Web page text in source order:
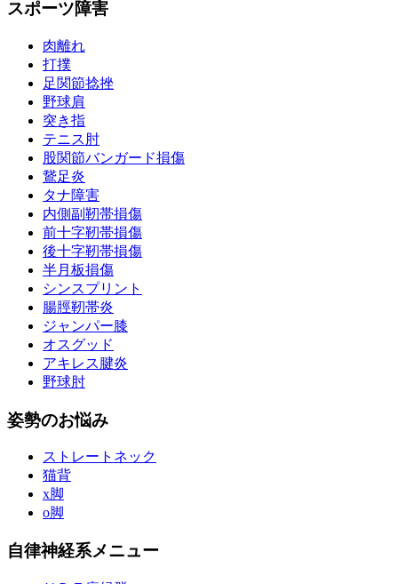
スポーツ障害
肉離れ
打撲
足関節捻挫
野球肩
突き指
テニス肘
股関節バンガード損傷
鵞足炎
タナ障害
内側副靭帯損傷
前十字靭帯損傷
後十字靭帯損傷
半月板損傷
シンスプリント
腸脛靭帯炎
ジャンパー膝
オスグッド
アキレス腱炎
野球肘
姿勢のお悩み
ストレートネック
猫背
x脚
o脚
自律神経系メニュー